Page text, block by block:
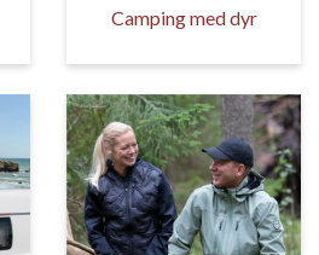
Camping med dyr